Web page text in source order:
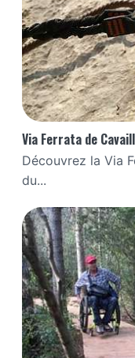
Via Ferrata de
Découvrez la Via
du...